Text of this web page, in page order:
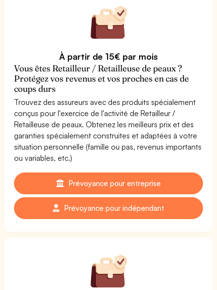
À partir de 15€ par mois
Vous êtes Retailleur / Retailleuse de peaux ?
Protégez vos revenus et vos proches en cas de
coups durs
Trouvez des assureurs avec des produits spécialement
conçus pour l'exercice de l'activité de Retailleur /
Retailleuse de peaux. Obtenez les meilleurs prix et des
garanties spécialement construites et adaptées à votre
situation personnelle (famille ou pas, revenus importants
ou variables, etc.)
Prévoyance pour entreprise
Prévoyance pour indépendant